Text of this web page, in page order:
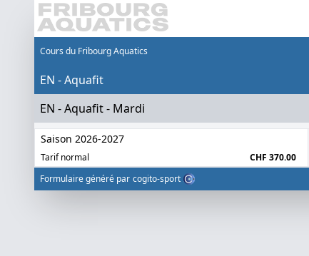
Cours du Fribourg Aquatics
EN - Aquafit
EN - Aquafit - Mardi
Saison 2026-2027
Tarif normal
CHF 370.00
Formulaire généré par cogito-sport